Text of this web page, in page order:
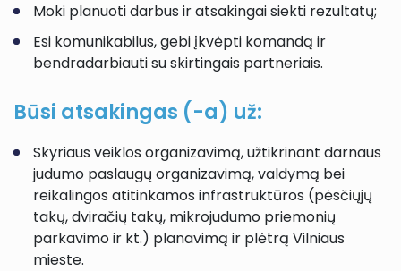
Moki planuoti darbus ir atsakingai siekti rezultatų;
Esi komunikabilus, gebi įkvėpti komandą ir
bendradarbiauti su skirtingais partneriais.
Būsi atsakingas (-a) už:
Skyriaus veiklos organizavimą, užtikrinant darnaus
judumo paslaugų organizavimą, valdymą bei
reikalingos atitinkamos infrastruktūros (pėsčiųjų
takų, dviračių takų, mikrojudumo priemonių
parkavimo ir kt.) planavimą ir plėtrą Vilniaus
mieste.